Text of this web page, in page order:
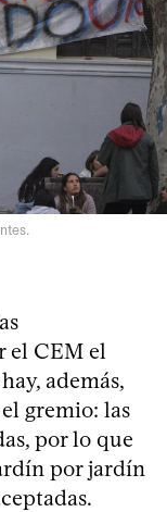
el CEM el
además,
gremio: las
por lo que
por jardín